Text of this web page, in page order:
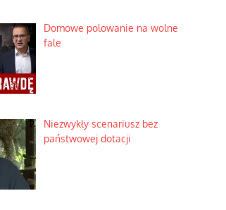
Domowe polowanie na wolne
fale
Niezwykły scenariusz bez
państwowej dotacji